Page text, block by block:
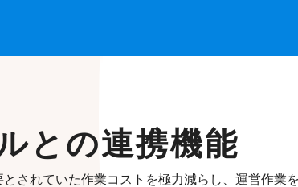
との連携機能
されていた作業コストを極力減らし、運営作業